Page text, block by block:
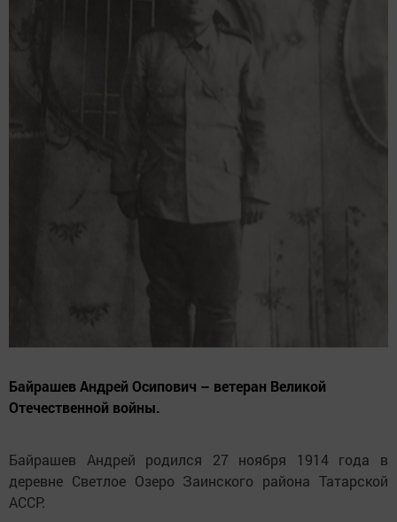
Байрашев Андрей Осипович – ветеран Великой
Отечественной войны.
Байрашев Андрей родился 27 ноября 1914 года в
деревне Светлое Озеро Заинского района Татарской
АССР.